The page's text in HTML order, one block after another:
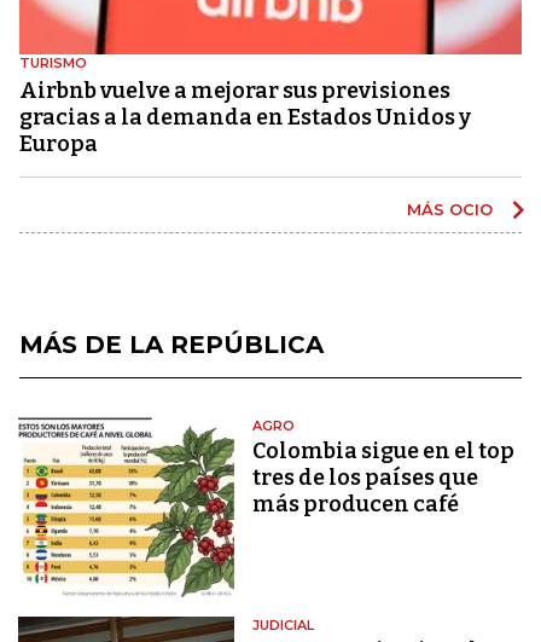
TURISMO
Airbnb vuelve a mejorar sus previsiones
gracias a la demanda en Estados Unidos y
Europa
MÁS OCIO
MÁS DE LA REPÚBLICA
AGRO
Colombia sigue en el top
tres de los países que
más producen café
JUDICIAL